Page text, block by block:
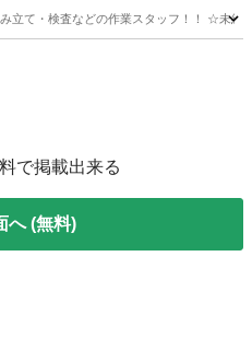
み立て・検査などの作業スタッフ！！
で掲載出来る
へ (無料)